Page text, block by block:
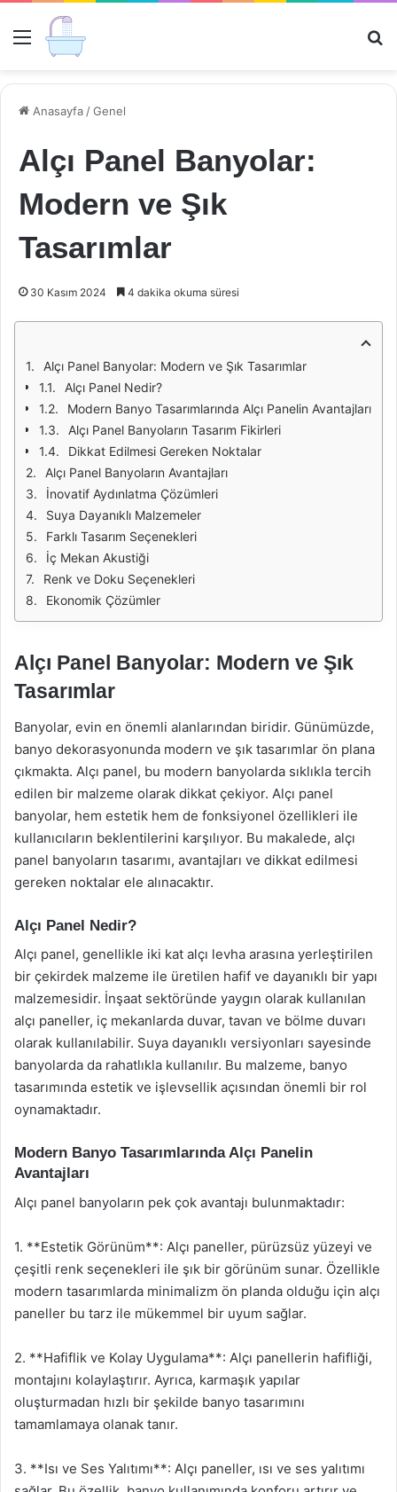
Menü
Anasayfa /Genel
Alçı Panel Banyolar:
Modern ve Şık
Tasarımlar
30 Kasım 2024 4 dakika okuma süresi
Alçı Panel Banyolar: Modern ve Şık Tasarımlar
Alçı Panel Nedir?
Modern Banyo Tasarımlarında Alçı Panelin Avantajları
Alçı Panel Banyoların Tasarım Fikirleri
Dikkat Edilmesi Gereken Noktalar
Alçı Panel Banyoların Avantajları
İnovatif Aydınlatma Çözümleri
Suya Dayanıklı Malzemeler
Farklı Tasarım Seçenekleri
İç Mekan Akustiği
Renk ve Doku Seçenekleri
Ekonomik Çözümler
Alçı Panel Banyolar: Modern ve Şık
Tasarımlar
Banyolar, evin en önemli alanlarından biridir. Günümüzde,
banyo dekorasyonunda modern ve şık tasarımlar ön plana
çıkmakta. Alçı panel, bu modern banyolarda sıklıkla tercih
edilen bir malzeme olarak dikkat çekiyor. Alçı panel
banyolar, hem estetik hem de fonksiyonel özellikleri ile
kullanıcıların beklentilerini karşılıyor. Bu makalede, alçı
panel banyoların tasarımı, avantajları ve dikkat edilmesi
gereken noktalar ele alınacaktır.
Alçı Panel Nedir?
Alçı panel, genellikle iki kat alçı levha arasına yerleştirilen
bir çekirdek malzeme ile üretilen hafif ve dayanıklı bir yapı
malzemesidir. İnşaat sektöründe yaygın olarak kullanılan
alçı paneller, iç mekanlarda duvar, tavan ve bölme duvarı
olarak kullanılabilir. Suya dayanıklı versiyonları sayesinde
banyolarda da rahatlıkla kullanılır. Bu malzeme, banyo
tasarımında estetik ve işlevsellik açısından önemli bir rol
oynamaktadır.
Modern Banyo Tasarımlarında Alçı Panelin
Avantajları
Alçı panel banyoların pek çok avantajı bulunmaktadır:
1. **Estetik Görünüm**: Alçı paneller, pürüzsüz yüzeyi ve
çeşitli renk seçenekleri ile şık bir görünüm sunar. Özellikle
modern tasarımlarda minimalizm ön planda olduğu için alçı
paneller bu tarz ile mükemmel bir uyum sağlar.
2. **Hafiflik ve Kolay Uygulama**: Alçı panellerin hafifliği,
montajını kolaylaştırır. Ayrıca, karmaşık yapılar
oluşturmadan hızlı bir şekilde banyo tasarımını
tamamlamaya olanak tanır.
3. **Isı ve Ses Yalıtımı**: Alçı paneller, ısı ve ses yalıtımı